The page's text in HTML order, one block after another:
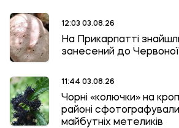
12:03 03.08.26
На Прикарпатті
занесений до Червоної
11:44 03.08.26
Чорні «колючки» на
районі
майбутніх метеликів